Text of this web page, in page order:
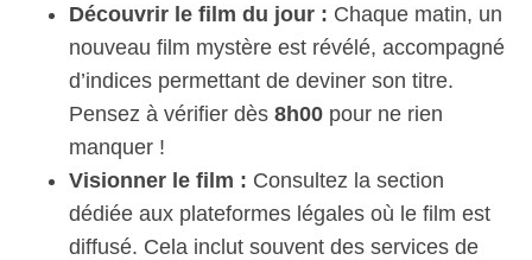
Découvrir le film du jour : Chaque matin, un
nouveau film mystère est révélé, accompagné
d’indices permettant de deviner son titre.
Pensez à vérifier dès 8h00pour ne rien
manquer !
Visionner le film : Consultez la section
dédiée aux plateformes légales où le film est
diffusé. Cela inclut souvent des services de